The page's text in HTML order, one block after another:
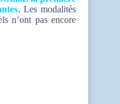
. Les modalités
n’ont pas encore